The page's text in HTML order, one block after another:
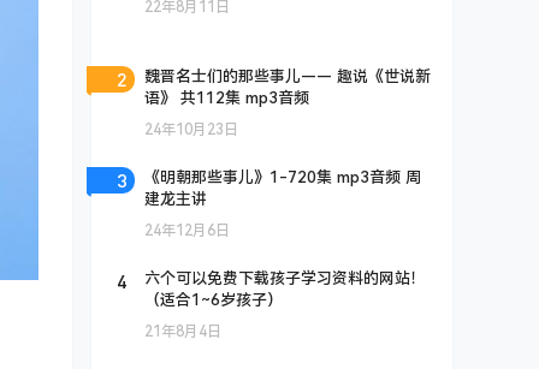
22年8月11日
2
魏晋名士们的那些事儿—— 趣说《世说新
语》 共112集 mp3音频
24年10月23日
3
《明朝那些事儿》1-720集 mp3音频 周
建龙主讲
24年12月6日
4
六个可以免费下载孩子学习资料的网站！
（适合1~6岁孩子）
21年8月4日